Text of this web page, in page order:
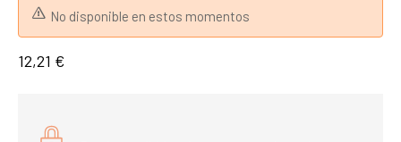
No disponible en estos momentos
12,21 €